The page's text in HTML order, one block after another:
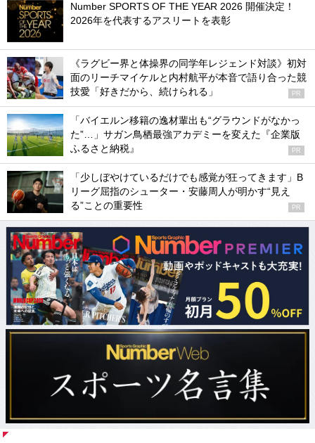
Number SPORTS OF THE YEAR 2026 開催決定！
2026年を代表するアスリートを表彰
《ラグビー界と体操界の同学年レジェンド対談》初対
面のリーチマイケルと内村航平が本音で語り合った競
技愛「好きだから、続けられる」
PR
「バイエルン移籍の逸材輩出も“グラウンドがなかっ
た”…」サガン鳥栖最強アカデミーを変えた『企業版
ふるさと納税』
PR
「少しぼやけているだけでも感覚が狂ってきます」B
リーグ屈指のシューター・安藤周人が明かす“見え
る”ことの重要性
PR